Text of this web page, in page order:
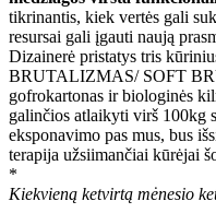
tikrinantis, kiek vertės gali
resursai gali įgauti naują
Dizainerė pristatys tris
BRUTALIZMAS/ SOFT
gofrokartonas ir biologinės
galinčios atlaikyti virš 100kg
eksponavimo pas mus, bus
terapija užsiimančiai kūrėjai
*
Kiekvieną ketvirtą mėnesio